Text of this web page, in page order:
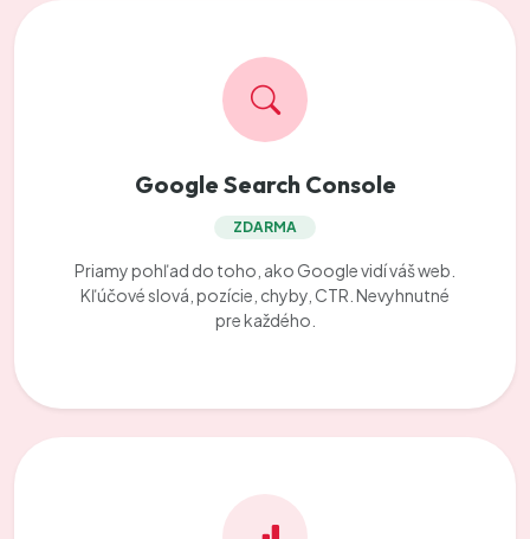
Google Search Console
ZDARMA
Priamy pohľad do toho, ako Google vidí váš web.
Kľúčové slová, pozície, chyby, CTR. Nevyhnutné
pre každého.